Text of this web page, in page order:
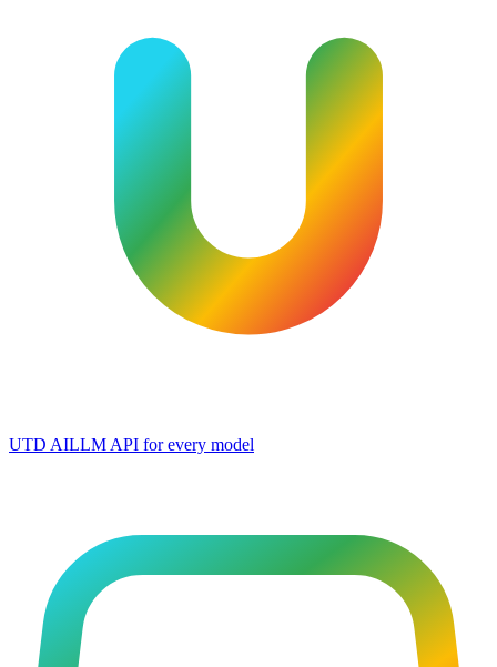
UTD AILLM API for every model